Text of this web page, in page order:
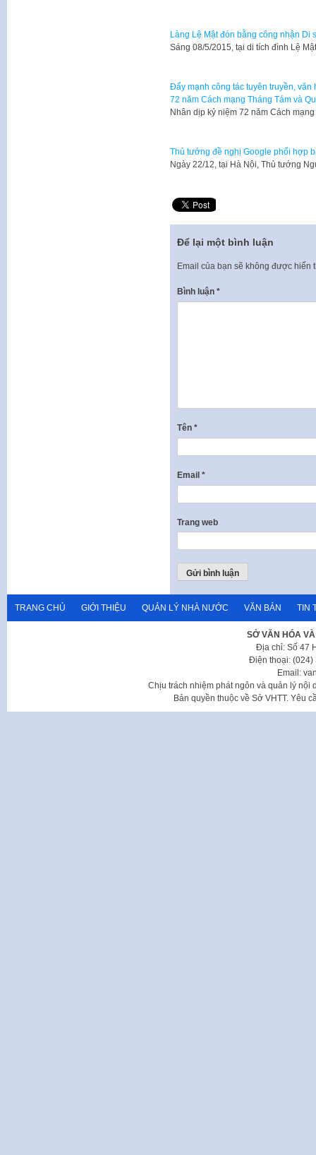
Làng Lệ Mật đón bằng công nhận Di
​Sáng 08/5/2015, tại di tích đình Lệ
Đẩy mạnh công tác tuyên truyền,
72 năm Cách mạng Tháng Tám và
Nhân dịp kỷ niệm 72 năm Cách
Thủ tướng đề nghị Google phối hợp
Ngày 22/12, tại Hà Nội, Thủ tướng
Để lại một bình luận
Email của bạn sẽ không được hiển
Bình luận *
Tên *
Email *
Trang web
TRANG CHỦ GIỚI THIỆU QUẢN LÝ NHÀ NƯỚC VĂN BẢN TIN
SỞ VĂN HÓA
Địa chỉ: Số 47
Điện thoại: (024)
Email:
Chịu trách nhiệm phát ngôn và quản lý nội
Bản quyền thuộc về Sở VHTT. Yêu